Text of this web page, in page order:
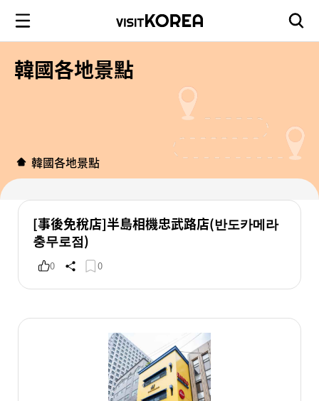
韓國各地景點
韓國各地景點
[事後免稅店]半島相機忠武路店(반도카메라
충무로점)
0 0